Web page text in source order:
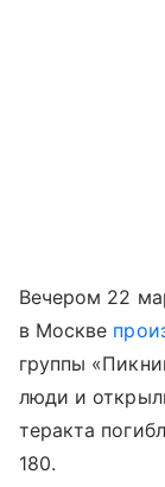
Вечером 22
в Москве
группы
люди и
теракта
180.